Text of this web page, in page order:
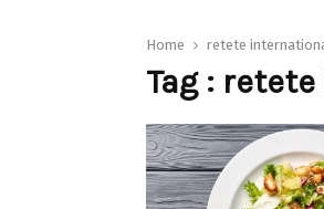
Home retete
Tag :